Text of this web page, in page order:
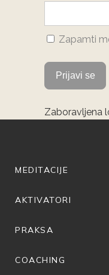
Zapamti
Zaboravljena
MEDITACIJE
AKTIVATORI
PRAKSA
COACHING